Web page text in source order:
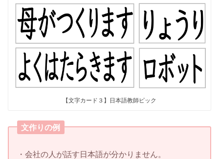
【文字カード３】日本語教師ピック
文作りの例
・会社の人が話す日本語が分かりません。